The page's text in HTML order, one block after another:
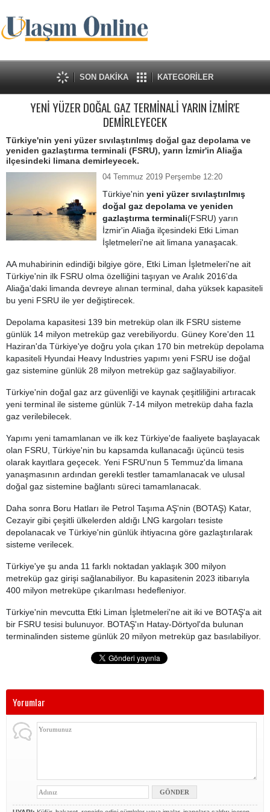
SON DAKİKA KATEGORİLER
YENİ YÜZER DOĞAL GAZ TERMİNALİ YARIN İZMİR'E
DEMİRLEYECEK
Türkiye'nin yeni yüzer sıvılaştırılmış doğal gaz depolama ve
yeniden gazlaştırma terminali (FSRU), yarın İzmir'in Aliağa
ilçesindeki limana demirleyecek.
04 Temmuz 2019 Perşembe 12:20
Türkiye'nin yeni yüzer sıvılaştırılmış
doğal gaz depolama ve yeniden
gazlaştırma terminali(FSRU) yarın
İzmir'in Aliağa ilçesindeki Etki Liman
İşletmeleri'ne ait limana yanaşacak.
AA muhabirinin edindiği bilgiye göre, Etki Liman İşletmeleri'ne ait
Türkiye'nin ilk FSRU olma özelliğini taşıyan ve Aralık 2016'da
Aliağa'daki limanda devreye alınan terminal, daha yüksek kapasiteli
bu yeni FSRU ile yer değiştirecek.
Depolama kapasitesi 139 bin metreküp olan ilk FSRU sisteme
günlük 14 milyon metreküp gaz verebiliyordu. Güney Kore'den 11
Haziran'da Türkiye'ye doğru yola çıkan 170 bin metreküp depolama
kapasiteli Hyundai Heavy Industries yapımı yeni FSRU ise doğal
gaz sistemine günlük 28 milyon metreküp gaz sağlayabiliyor.
Türkiye'nin doğal gaz arz güvenliği ve kaynak çeşitliliğini artıracak
yeni terminal ile sisteme günlük 7-14 milyon metreküp daha fazla
gaz verilebilecek.
Yapımı yeni tamamlanan ve ilk kez Türkiye'de faaliyete başlayacak
olan FSRU, Türkiye'nin bu kapsamda kullanacağı üçüncü tesis
olarak kayıtlara geçecek. Yeni FSRU’nun 5 Temmuz'da limana
yanaşmasının ardından gerekli testler tamamlanacak ve ulusal
doğal gaz sistemine bağlantı süreci tamamlanacak.
Daha sonra Boru Hatları ile Petrol Taşıma AŞ'nin (BOTAŞ) Katar,
Cezayir gibi çeşitli ülkelerden aldığı LNG kargoları tesiste
depolanacak ve Türkiye'nin günlük ihtiyacına göre gazlaştırılarak
sisteme verilecek.
Türkiye'ye şu anda 11 farklı noktadan yaklaşık 300 milyon
metreküp gaz girişi sağlanabiliyor. Bu kapasitenin 2023 itibarıyla
400 milyon metreküpe çıkarılması hedefleniyor.
Türkiye'nin mevcutta Etki Liman İşletmeleri'ne ait iki ve BOTAŞ'a ait
bir FSRU tesisi bulunuyor. BOTAŞ'ın Hatay-Dörtyol'da bulunan
terminalinden sisteme günlük 20 milyon metreküp gaz basılabiliyor.
Yorumlar